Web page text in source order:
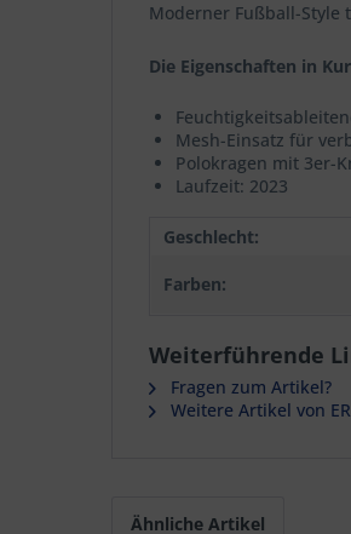
Moderner Fußball-Style
Die Eigenschaften in
Mesh-Einsatz für
Polokragen mit 3er-
Laufzeit: 2023
Geschlecht:
Farben:
Weiterführende
Fragen zum Artikel?
Weitere Artikel von
Ähnliche Artikel